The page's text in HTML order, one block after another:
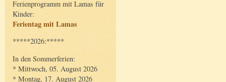
Ferienprogramm mit Lamas für
Kinder:
Ferientag mit Lamas
*****2026:*****
In den Sommerferien:
* Mittwoch, 05. August 2026
* Montag, 17. August 2026